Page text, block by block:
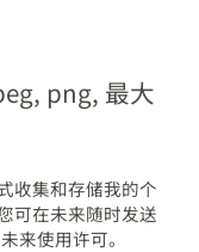
png, 最大
收集和存储我的个
可在未来随时发送
来使用许可。